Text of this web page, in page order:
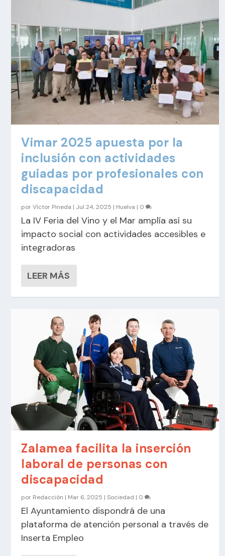
Vimar 2025 apuesta por la
inclusión con actividades
guiadas por profesionales con
discapacidad
porVíctor Pineda | Jul 24, 2025 | Huelva | 0
La IV Feria del Vino y el Mar amplía así su
impacto social con actividades accesibles e
integradoras
LEER MÁS
Zalamea facilita la inserción
laboral de personas con
discapacidad
por Redacción | Mar 6, 2025 |Sociedad | 0
El Ayuntamiento dispondrá de una
plataforma de atención personal a través de
Inserta Empleo